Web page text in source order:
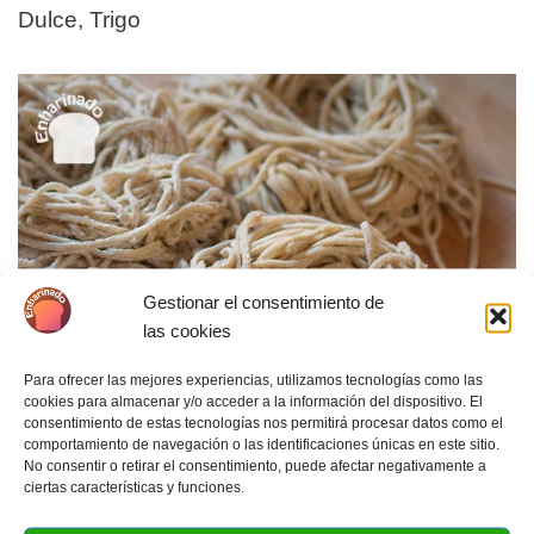
Gestionar el consentimiento de
las cookies
Para ofrecer las mejores experiencias, utilizamos tecnologías como las
cookies para almacenar y/o acceder a la información del dispositivo. El
consentimiento de estas tecnologías nos permitirá procesar datos como el
comportamiento de navegación o las identificaciones únicas en este sitio.
No consentir o retirar el consentimiento, puede afectar negativamente a
ciertas características y funciones.
Dulce, Trigo